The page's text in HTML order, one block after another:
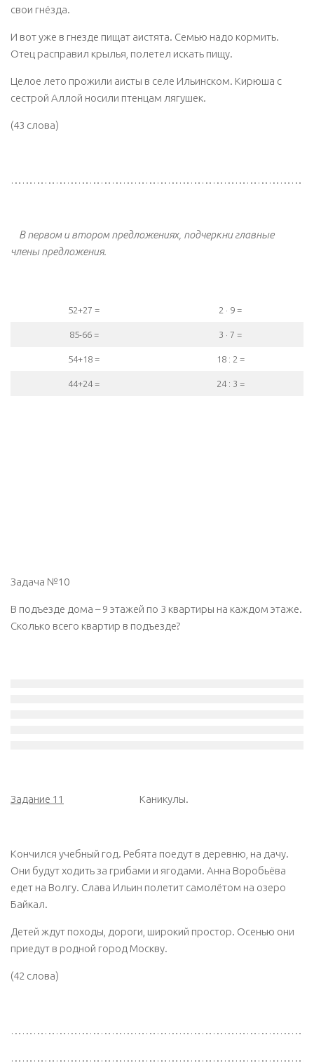
свои гнёзда.
И вот уже в гнезде пищат аистята. Семью надо кормить.
Отец расправил крылья, полетел искать пищу.
Целое лето прожили аисты в селе Ильинском. Кирюша с
сестрой Аллой носили птенцам лягушек.
(43 слова)
В первом и втором предложениях, подчеркни главные
члены предложения.
52+27 = 2 · 9 =
85-66 = 3 · 7 =
54+18 = 18 : 2 =
44+24 = 24 : 3 =
Задача №10
В подъезде дома – 9 этажей по 3 квартиры на каждом этаже.
Сколько всего квартир в подъезде?
Задание 11 Каникулы.
Кончился учебный год. Ребята поедут в деревню, на дачу.
Они будут ходить за грибами и ягодами. Анна Воробьёва
едет на Волгу. Слава Ильин полетит самолётом на озеро
Байкал.
Детей ждут походы, дороги, широкий простор. Осенью они
приедут в родной город Москву.
(42 слова)